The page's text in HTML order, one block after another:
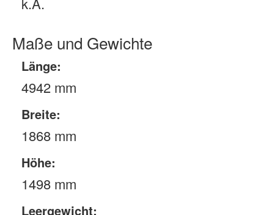
Maße und Gewichte
Länge:
4942 mm
Breite:
1868 mm
Höhe:
1498 mm
Leergewicht: